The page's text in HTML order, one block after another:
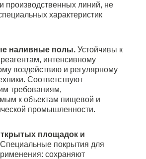
производственных линий, не
характеристик
наливные полы.Устойчивы к
интенсивному
воздействию и регулярному
Соответствуют
требованиям,
к объектам пищевой и
промышленности.
площадок и
покрытия для
сохраняют